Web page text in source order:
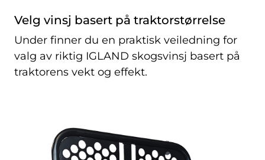
Velg vinsj basert på traktorstørrelse
Under finner du en praktisk veiledning for
valg av riktig IGLAND skogsvinsj basert på
traktorens vekt og effekt.